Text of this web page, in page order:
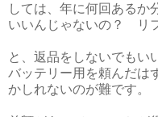
しては、年に何回あるか
いいんじゃないの？ リ
と、返品をしないでもい
バッテリー用を頼んだは
かしれないのが難です。